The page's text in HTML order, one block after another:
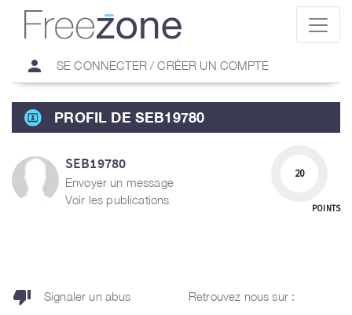
person SE CONNECTER / CRÉER UN COMPTE
PROFIL DE SEB19780
SEB19780
Envoyer un message
Voir les publications
20
POINTS
thumb_down Signaler un abus Retrouvez nous sur :